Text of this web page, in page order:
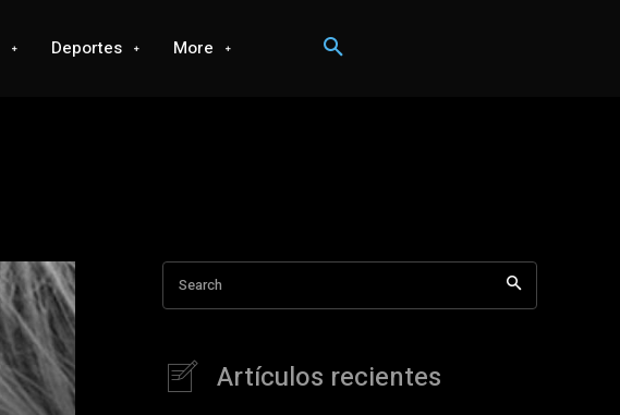
Deportes More
Search
Artículos recientes